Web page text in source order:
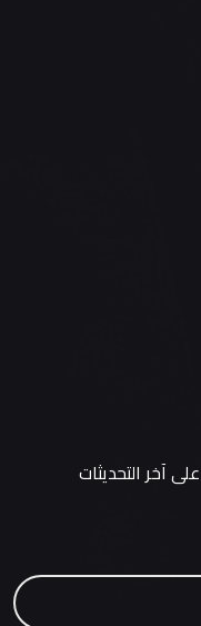
آخر التحديثات